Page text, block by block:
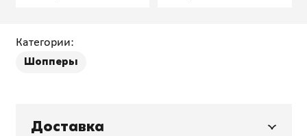
Категории:
Шопперы
Доставка